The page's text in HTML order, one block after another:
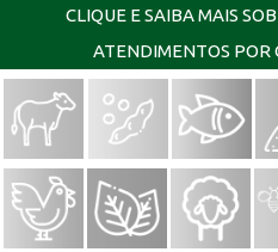
CLIQUE E SAIBA MAIS
ATENDIMENTOS POR